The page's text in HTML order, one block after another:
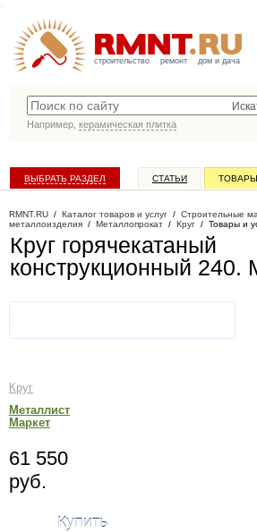
строительство ремонт дом и дача
Например, керамическая плитка
ВЫБРАТЬ РАЗДЕЛ СТАТЬИ ТОВАРЫ
RMNT.RU / Каталог товаров и услуг / Строительные
металлоизделия / Металлопрокат / Круг / Товары и
Круг горячекатаный
конструкционный 240.
Круг
Металлист
Маркет
61 550
руб.
Купить